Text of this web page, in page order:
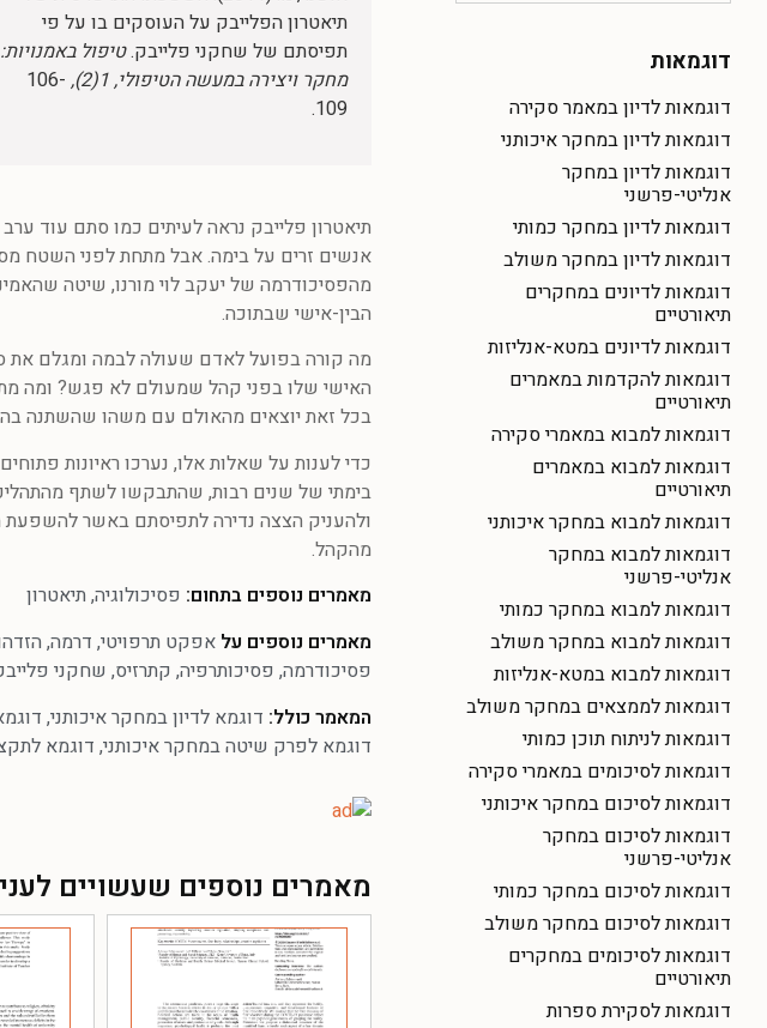
דוגמאות
דוגמאות לדיון במאמר סקירה
דוגמאות לדיון במחקר איכותני
דוגמאות לדיון במחקר
אנליטי-פרשני
דוגמאות לדיון במחקר כמותי
דוגמאות לדיון במחקר משולב
דוגמאות לדיונים במחקרים
תיאורטיים
דוגמאות לדיונים במטא-אנליזות
דוגמאות להקדמות במאמרים
תיאורטיים
דוגמאות למבוא במאמרי סקירה
דוגמאות למבוא במאמרים
תיאורטיים
דוגמאות למבוא במחקר איכותני
דוגמאות למבוא במחקר
אנליטי-פרשני
דוגמאות למבוא במחקר כמותי
דוגמאות למבוא במחקר משולב
דוגמאות למבוא במטא-אנליזות
דוגמאות לממצאים במחקר משולב
דוגמאות לניתוח תוכן כמותי
דוגמאות לסיכומים במאמרי סקירה
דוגמאות לסיכום במחקר איכותני
דוגמאות לסיכום במחקר
אנליטי-פרשני
דוגמאות לסיכום במחקר כמותי
דוגמאות לסיכום במחקר משולב
דוגמאות לסיכומים במחקרים
תיאורטיים
דוגמאות לסקירת ספרות
תיאטרון הפלייבק על העוסקים בו על פי
תפיסתם של שחקני פלייבק.טיפול באמנויות:
מחקר ויצירה במעשה הטיפולי, 1(2),
106-
109.
תיאטרון פלייבק נראה לעיתים כמו סתם עוד
אנשים זרים על בימה. אבל מתחת לפני השטח
מהפסיכודרמה של יעקב לוי מורנו, שיטה
הבין-אישי שבתוכה.
מה קורה בפועל לאדם שעולה לבמה ומגלם את
האישי שלו בפני קהל שמעולם לא פגש? ומה
בכל זאת יוצאים מהאולם עם משהו שהשתנה
כדי לענות על שאלות אלו, נערכו ראיונות
בימתי של שנים רבות, שהתבקשו לשתף
ולהעניק הצצה נדירה לתפיסתם באשר להשפעת
מהקהל.
מאמרים נוספים בתחום: פסיכולוגיה, תיאטרון
מאמרים נוספים על אפקט תרפויטי, דרמה,
פסיכודרמה, פסיכותרפיה, קתרזיס, שחקני
המאמר כולל: דוגמא לדיון במחקר איכותני,
דוגמא לפרק שיטה במחקר איכותני, דוגמא
מאמרים נוספים שעשויים